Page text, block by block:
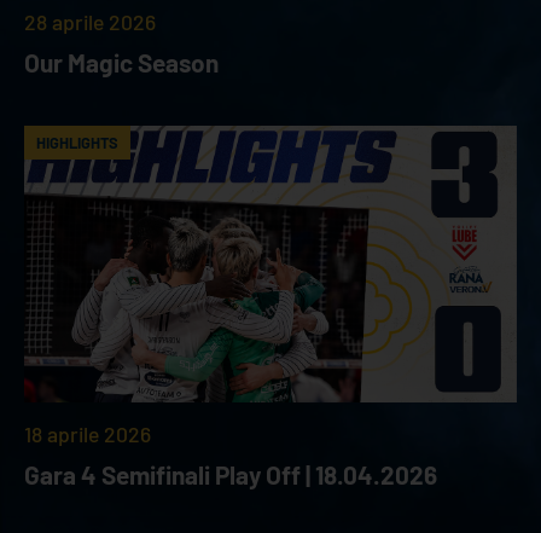
28 aprile 2026
Our Magic Season
HIGHLIGHTS
18 aprile 2026
Gara 4 Semifinali Play Off | 18.04.2026